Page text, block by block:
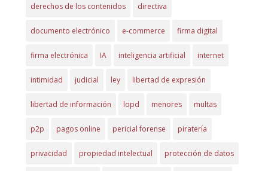
derechos de los contenidos directiva
documento electrónico e-commerce firma digital
firma electrónica IA inteligencia artificial internet
intimidad judicial ley libertad de expresión
libertad de información lopd menores multas
p2p pagos online pericial forense piratería
privacidad propiedad intelectual protección de datos